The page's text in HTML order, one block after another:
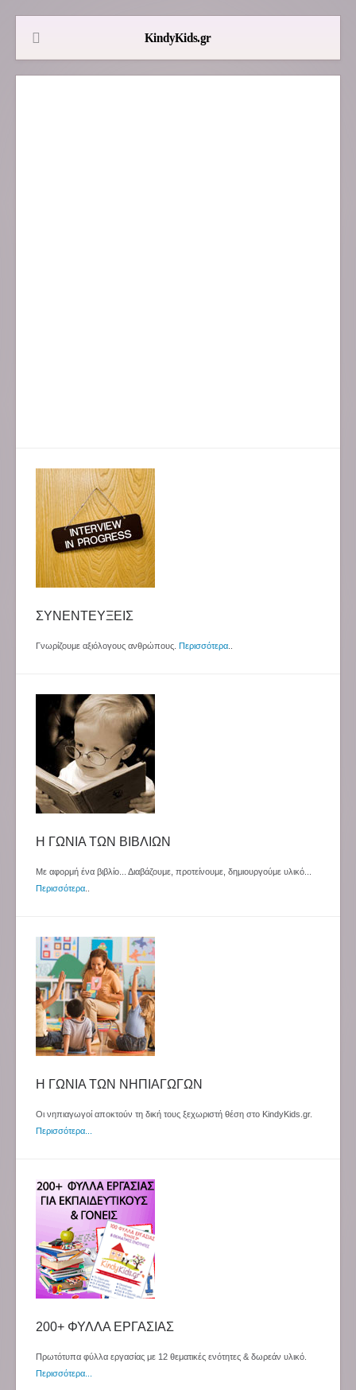
ΣΥΝΕΝΤΕΥΞΕΙΣ
Γνωρίζουμε αξιόλογους ανθρώπους. Περισσότερα
Η ΓΩΝΙΑ ΤΩΝ ΒΙΒΛΙΩΝ
Με αφορμή ένα βιβλίο... Διαβάζουμε, προτείνουμε, δημιουργούμε υλικό...
Περισσότερα
Η ΓΩΝΙΑ ΤΩΝ ΝΗΠΙΑΓΩΓΩΝ
Οι νηπιαγωγοί αποκτούν τη δική τους ξεχωριστή θέση στο KindyKids.gr.
Περισσότερα...
200+ ΦΥΛΛΑ ΕΡΓΑΣΙΑΣ
Πρωτότυπα φύλλα εργασίας με 12 θεματικές ενότητες & δωρεάν υλικό.
Περισσότερα...